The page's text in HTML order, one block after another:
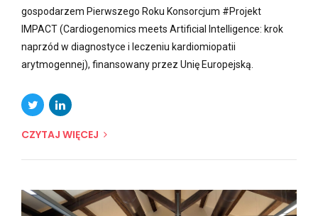
gospodarzem Pierwszego Roku Konsorcjum #Projekt
IMPACT (Cardiogenomics meets Artificial Intelligence: krok
naprzód w diagnostyce i leczeniu kardiomiopatii
arytmogennej), finansowany przez Unię Europejską.
CZYTAJ WIĘCEJ